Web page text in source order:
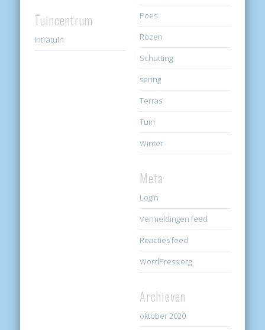
Tuincentrum
Intratuin
Poes
Rozen
Schutting
sering
Terras
Tuin
Winter
Meta
Login
Vermeldingen feed
Reacties feed
WordPress.org
Archieven
oktober 2020